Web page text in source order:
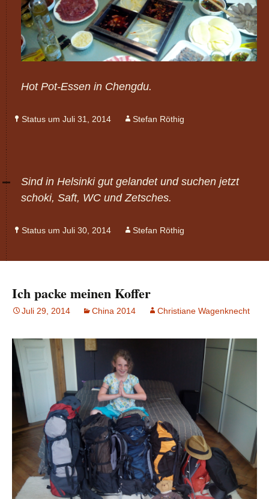
Hot Pot-Essen in Chengdu.
Status um Juli 31, 2014 Stefan Röthig
Sind in Helsinki gut gelandet und suchen jetzt
schoki, Saft, WC und Zetsches.
Status um Juli 30, 2014 Stefan Röthig
Ich packe meinen Koffer
Juli 29, 2014 China 2014 Christiane Wagenknecht